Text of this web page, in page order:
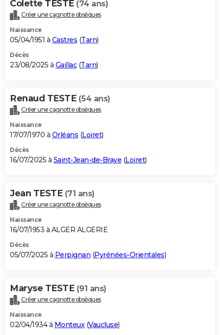
Colette TESTE (74 ans)
Créer une cagnotte obsèques
Naissance
05/04/1951 à Castres (Tarn)
Décès
23/08/2025 à Gaillac(Tarn)
Renaud TESTE (54 ans)
Créer une cagnotte obsèques
Naissance
17/07/1970 à Orléans (Loiret)
Décès
16/07/2025 à Saint-Jean-de-Braye (Loiret)
Jean TESTE (71 ans)
Créer une cagnotte obsèques
Naissance
16/07/1953 à ALGER ALGERIE
Décès
05/07/2025 à Perpignan (Pyrénées-Orientales)
Maryse TESTE (91 ans)
Créer une cagnotte obsèques
Naissance
02/04/1934 à Monteux(Vaucluse)